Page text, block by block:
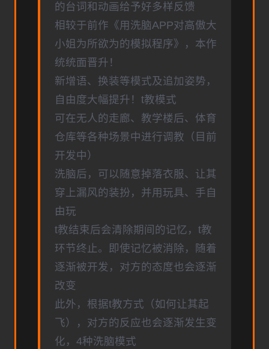
的台词和动画给予好多样反馈
相较于前作《用洗脑APP对高傲大
小姐为所欲为的模拟程序》，本作
统统面晋升！
新增语、换装等模式及追加姿势，
自由度大幅提升！t教模式
可在无人的走廊、教学楼后、体育
仓库等各种场景中进行调教（目前
开发中）
洗脑后，可以随意掉落衣服、让其
穿上漏风的装扮，并用玩具、手自
由玩
t教结束后会清除期间的记忆，t教
环节终止。即使记忆被消除，随着
逐渐被开发，对方的态度也会逐渐
改变
此外，根据t教方式（如何让其起
飞），对方的反应也会逐渐发生变
化，4种洗脑模式